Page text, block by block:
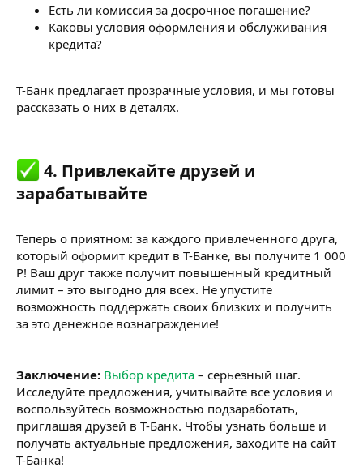
Есть ли комиссия за досрочное погашение?
Каковы условия оформления и обслуживания
кредита?
Т-Банк предлагает прозрачные условия, и мы готовы
рассказать о них в деталях.
4. Привлекайте друзей и
зарабатывайте​
Теперь о приятном: за каждого привлеченного друга,
который оформит кредит в Т-Банке, вы получите 1 000
Р! Ваш друг также получит повышенный кредитный
лимит – это выгодно для всех. Не упустите
возможность поддержать своих близких и получить
за это денежное вознаграждение!
Заключение: Выбор кредита – серьезный шаг.
Исследуйте предложения, учитывайте все условия и
воспользуйтесь возможностью подзаработать,
приглашая друзей в Т-Банк. Чтобы узнать больше и
получать актуальные предложения, заходите на сайт
Т-Банка!